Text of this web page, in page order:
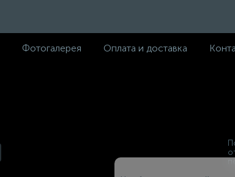
Фотогалерея Оплата и доставка